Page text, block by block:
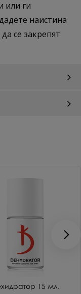
или ги
наистина
се закрепят
15 мл.